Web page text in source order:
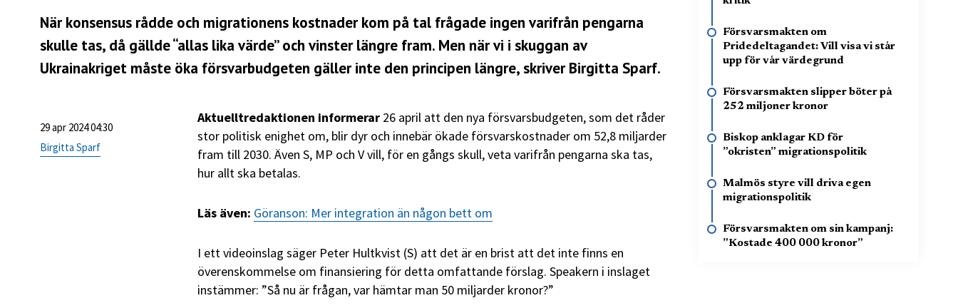
När konsensus rådde och migrationens kostnader kom på tal frågade ingen varifrån pengarna
skulle tas, då gällde “allas lika värde” och vinster längre fram. Men när vi i skuggan av
Ukrainakriget måste öka försvarbudgeten gäller inte den principen längre, skriver Birgitta Sparf.
29 apr 2024 04:30
Birgitta Sparf
Aktuelltredaktionen informerar 26 april att den nya försvarsbudgeten, som det råder
stor politisk enighet om, blir dyr och innebär ökade försvarskostnader om 52,8 miljarder
fram till 2030. Även S, MP och V vill, för en gångs skull, veta varifrån pengarna ska tas,
hur allt ska betalas.
Läs även: Göranson: Mer integration än någon bett om
I ett videoinslag säger Peter Hultkvist (S) att det är en brist att det inte finns en
överenskommelse om finansiering för detta omfattande förslag. Speakern i inslaget
instämmer: ”Så nu är frågan, var hämtar man 50 miljarder kronor?”
Försvarsmakten om
Pridedeltagandet: Vill visa vi står
upp för vår värdegrund
Försvarsmakten slipper böter på
252 miljoner kronor
Biskop anklagar KD för
”okristen” migrationspolitik
Malmös styre vill driva egen
migrationspolitik
Försvarsmakten om sin kampanj:
”Kostade 400 000 kronor”